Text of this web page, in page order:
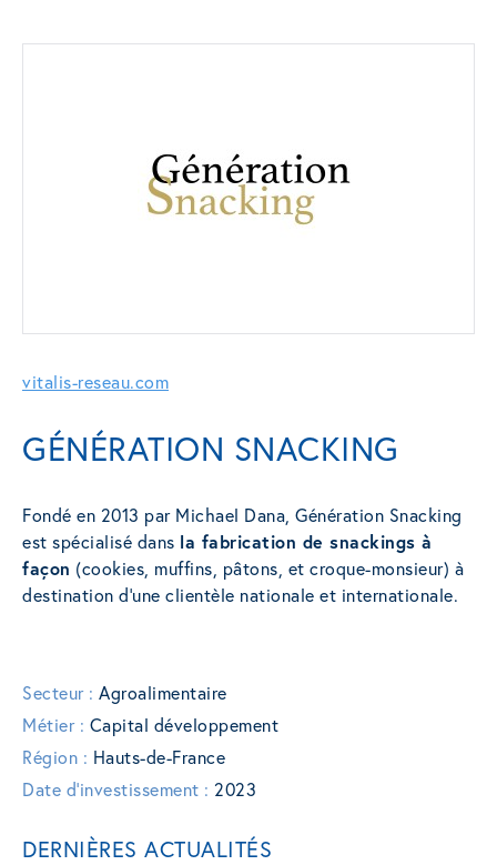
vitalis-reseau.com
GÉNÉRATION SNACKING
Fondé en 2013 par Michael Dana, Génération Snacking
est spécialisé dans la fabrication de snackings à
façon (cookies, muffins, pâtons, et croque-monsieur) à
destination d’une clientèle nationale et internationale.
Secteur : Agroalimentaire
Métier : Capital développement
Région : Hauts-de-France
Date d'investissement : 2023
DERNIÈRES ACTUALITÉS